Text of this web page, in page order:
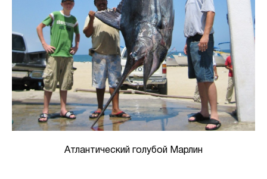
Атлантический голубой Марлин